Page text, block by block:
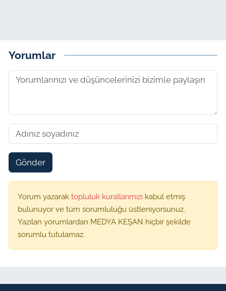
Yorumlar
Gönder
Yorum yazarak topluluk kurallarımızı kabul etmiş
bulunuyor ve tüm sorumluluğu üstleniyorsunuz.
Yazılan yorumlardan MEDYA KEŞAN hiçbir şekilde
sorumlu tutulamaz.